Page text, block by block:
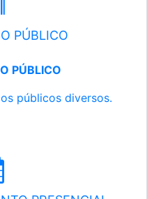
PÚBLICO
PÚBLICO
públicos diversos.